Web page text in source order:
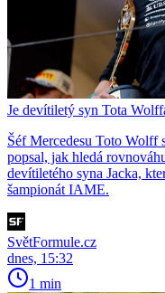
Je devítiletý syn Tota
Šéf Mercedesu Toto Wolff
popsal, jak hledá
devítiletého syna Jacka,
šampionát IAME.
SvětFormule.cz
dnes, 15:32
1 min